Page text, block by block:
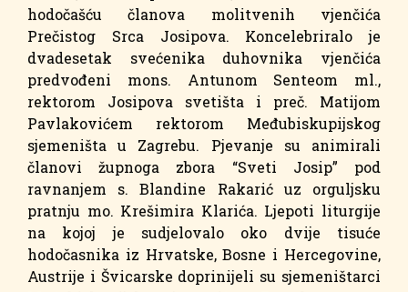
hodočašću članova molitvenih vjenčića
Prečistog Srca Josipova. Koncelebriralo je
dvadesetak svećenika duhovnika vjenčića
predvođeni mons. Antunom Senteom ml.,
rektorom Josipova svetišta i preč. Matijom
Pavlakovićem rektorom Međubiskupijskog
sjemeništa u Zagrebu. Pjevanje su animirali
članovi župnoga zbora “Sveti Josip” pod
ravnanjem s. Blandine Rakarić uz orguljsku
pratnju mo. Krešimira Klarića. Ljepoti liturgije
na kojoj je sudjelovalo oko dvije tisuće
hodočasnika iz Hrvatske, Bosne i Hercegovine,
Austrije i Švicarske doprinijeli su sjemeništarci